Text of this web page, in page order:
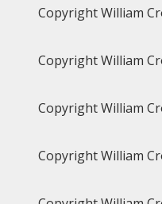
Copyright William
Copyright William
Copyright William
Copyright William